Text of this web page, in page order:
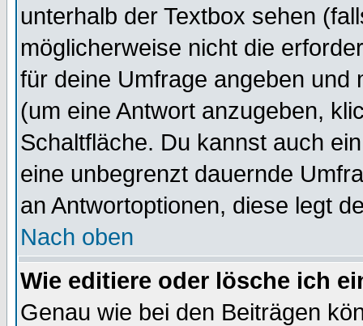
unterhalb der Textbox sehen
möglicherweise nicht die
für deine Umfrage angeben und
(um eine Antwort anzugeben,
Schaltfläche. Du kannst auch
eine unbegrenzt dauernde
an Antwortoptionen, diese legt
Nach oben
Wie editiere oder lösche ich
Genau wie bei den Beiträgen